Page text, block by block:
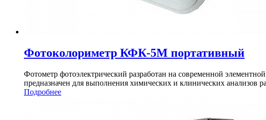
Фотоколориметр КФК-5М портативный
Фотометр фотоэлектрический разработан на современной
предназначен для выполнения химических и клинических анализов
Подробнее